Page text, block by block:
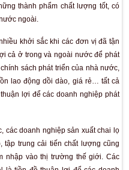
chất lượng tốt. Hiện tại,
sản xuất của nhiều đơn vị
lại những sản phẩm chất
rất hạn chế, không đủ
khi đó, nhiều đơn vị đã
cải tiến, nhập khẩu máy
thành phẩm tạo ra.
triển theo hướng ứng dụng
chất lượng tốt. Tại Việt
mẽ hơn để có thể bắt kịp với